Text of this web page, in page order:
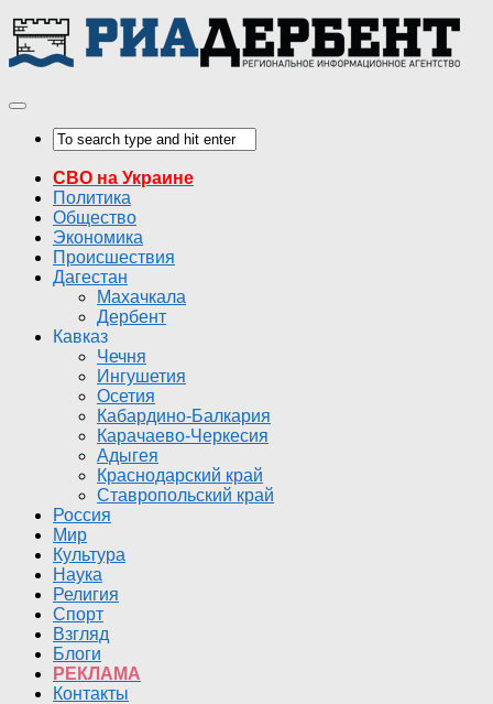
СВО на Украине
Политика
Общество
Экономика
Происшествия
Дагестан
Махачкала
Дербент
Кавказ
Чечня
Ингушетия
Осетия
Кабардино-Балкария
Карачаево-Черкесия
Адыгея
Краснодарский край
Ставропольский край
Россия
Мир
Культура
Наука
Религия
Спорт
Взгляд
Блоги
РЕКЛАМА
Контакты